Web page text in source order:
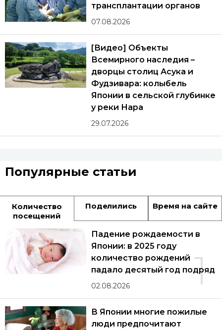
трансплантации органов
07.08.2026
[Видео] Объекты
Всемирного наследия –
дворцы столиц Асука и
Фудзивара: колыбель
Японии в сельской глубинке
у реки Нара
29.07.2026
Популярные статьи
Количество
посещений
Поделились Время на сайте
1
Падение рождаемости в
Японии: в 2025 году
количество рождений
падало десятый год подряд
02.08.2026
В Японии многие пожилые
люди предпочитают